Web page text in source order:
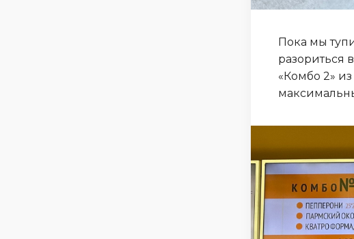
Пока мы
разориться
«Комбо 2»